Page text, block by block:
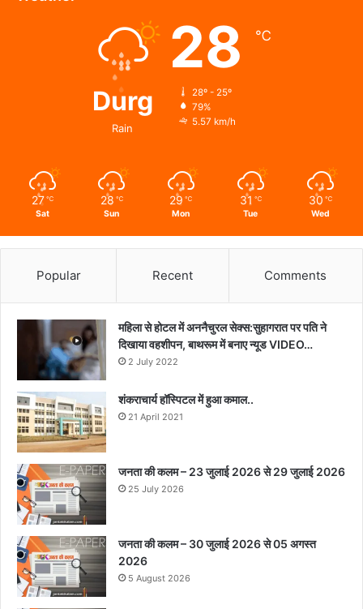
Durg
Rain
28 ℃
28º - 25º
79%
5.57 km/h
27 ℃
Sat
28 ℃
Sun
29 ℃
Mon
31 ℃
Tue
30 ℃
Wed
Popular Recent Comments
महिला से होटल में अननैचुरल सेक्स:सुहागरात पर पति ने
दिखाया वहशीपन, बाथरूम में बनाए न्यूड VIDEO…
2 July 2022
शंकराचार्य हॉस्पिटल में हुआ कमाल..
21 April 2021
जनता की कलम – 23 जुलाई 2026 से 29 जुलाई 2026
25 July 2026
जनता की कलम – 30 जुलाई 2026 से 05 अगस्त
2026
5 August 2026